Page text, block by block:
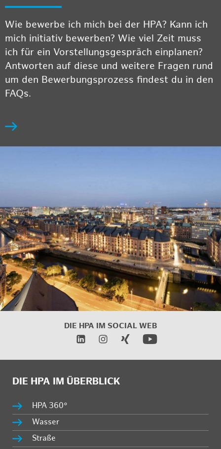
Wie bewerbe ich mich bei der HPA? Kann ich
mich initiativ bewerben? Wie viel Zeit muss
ich für ein Vorstellungsgespräch einplanen?
Antworten auf diese und weitere Fragen rund
um den Bewerbungsprozess findest du in den
FAQs.
DIE HPA IM SOCIAL WEB
DIE HPA IM ÜBERBLICK
HPA 360°
Wasser
Straße